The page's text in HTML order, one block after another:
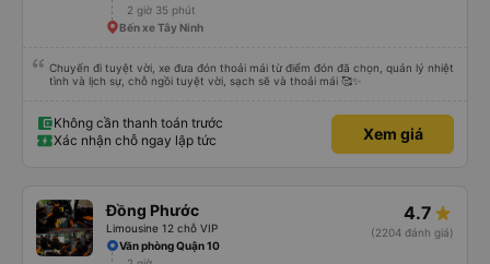
2 giờ 35 phút
Bến xe Tây Ninh
Chuyến đi tuyệt vời, xe đưa đón thoải mái từ điểm đón đã chọn, quản lý nhiệt
tình và lịch sự, chỗ ngồi tuyệt vời, sạch sẽ và thoải mái 🥰✨
Không cần thanh toán trước
Xác nhận chỗ ngay lập tức
Xem giá
Đồng Phước
Limousine 12 chỗ VIP
4.7
(2204 đánh giá)
Văn phòng Quận 10